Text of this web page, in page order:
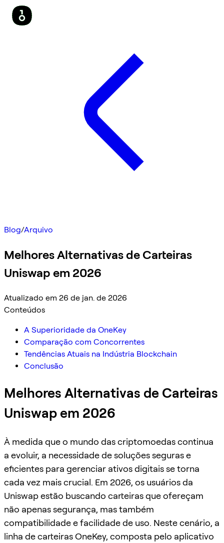
Blog/Arquivo
Melhores Alternativas de Carteiras
Uniswap em 2026
Atualizado em 26 de jan. de 2026
Conteúdos
A Superioridade da OneKey
Comparação com Concorrentes
Tendências Atuais na Indústria Blockchain
Conclusão
Melhores Alternativas de Carteiras
Uniswap em 2026
À medida que o mundo das criptomoedas continua
a evoluir, a necessidade de soluções seguras e
eficientes para gerenciar ativos digitais se torna
cada vez mais crucial. Em 2026, os usuários da
Uniswap estão buscando carteiras que ofereçam
não apenas segurança, mas também
compatibilidade e facilidade de uso. Neste cenário, a
linha de carteiras OneKey, composta pelo aplicativo